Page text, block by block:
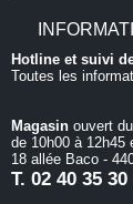
Hotline et suivi
Toutes les
Magasin ouvert
de 10h00 à 12h45
18 allée Baco -
T. 02 40 35 30